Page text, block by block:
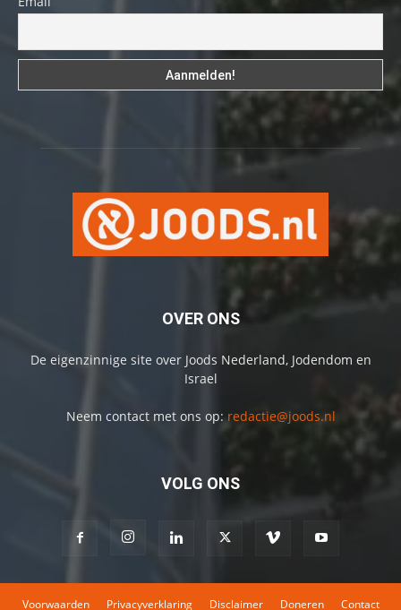
OVER ONS
De eigenzinnige site over Joods Nederland, Jodendom en
Israel
Neem contact met ons op: redactie@joods.nl
VOLG ONS
Voorwaarden Privacyverklaring Disclaimer Doneren Contact